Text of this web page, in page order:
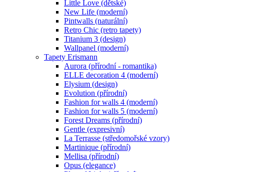
Little Love (dětské)
New Life (moderní)
Pintwalls (naturální)
Retro Chic (retro tapety)
Titanium 3 (design)
Wallpanel (moderní)
Tapety Erismann
Aurora (přírodní - romantika)
ELLE decoration 4 (moderní)
Elysium (design)
Evolution (přírodní)
Fashion for walls 4 (moderní)
Fashion for walls 5 (moderní)
Forest Dreams (přírodní)
Gentle (expresivní)
La Terrasse (středomořské vzory)
Martinique (přírodní)
Mellisa (přírodní)
Opus (elegance)